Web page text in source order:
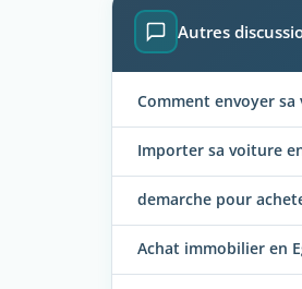
Autres
Comment envoyer sa
Importer sa voiture
demarche pour
Achat immobilier en